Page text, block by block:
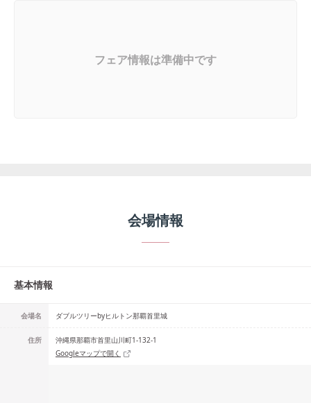
フェア情報は準備中です
会場情報
基本情報
会場名 ダブルツリーbyヒルトン那覇首里城
住所
沖縄県那覇市首里山川町1-132-1
Googleマップで開く